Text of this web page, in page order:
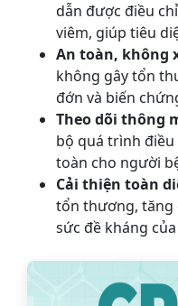
dẫn được điều
viêm, giúp tiêu
An toàn, không
không gây tổn
đớn và biến
Theo dõi thông
bộ quá trình
toàn cho người
Cải thiện toàn
tổn thương, tăng
sức đề kháng